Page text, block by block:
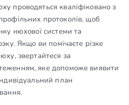
проводяться кваліфіковано з
протоколів, щоб
нюхової системи та
Якщо ви помічаєте різке
звертайтеся за
яке допоможе виявити
план